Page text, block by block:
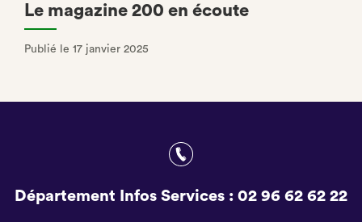
Le magazine 200 en écoute
Publié le 17 janvier 2025
Département Infos Services : 02 96 62 62 22